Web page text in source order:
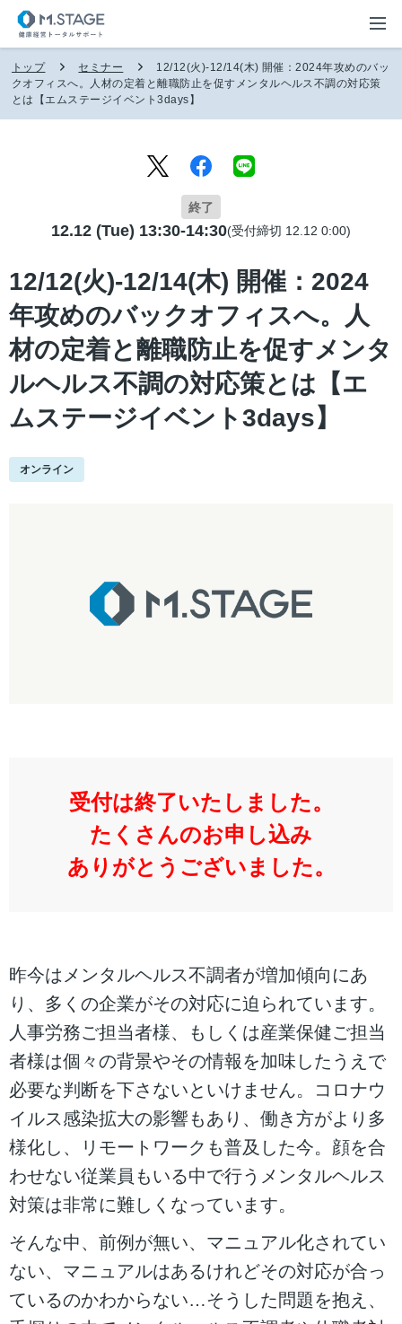
トップ セミナー
12/12(火)-12/14(木) 開催：2024年攻めのバッ
クオフィスへ。人材の定着と離職防止を促すメンタルヘルス不調の対応策
とは【エムステージイベント3days】
終了
12.12 (Tue) 13:30-14:30(受付締切 12.12 0:00)
12/12(火)-12/14(木) 開催：2024
年攻めのバックオフィスへ。人
材の定着と離職防止を促すメンタ
ルヘルス不調の対応策とは【エ
ムステージイベント3days】
オンライン
受付は終了いたしました。
たくさんのお申し込み
ありがとうございました。
昨今はメンタルヘルス不調者が増加傾向にあ
り、多くの企業がその対応に迫られています。
人事労務ご担当者様、もしくは産業保健ご担当
者様は個々の背景やその情報を加味したうえで
必要な判断を下さないといけません。コロナウ
イルス感染拡大の影響もあり、働き方がより多
様化し、リモートワークも普及した今。顔を合
わせない従業員もいる中で行うメンタルヘルス
対策は非常に難しくなっています。
そんな中、前例が無い、マニュアル化されてい
ない、マニュアルはあるけれどその対応が合っ
ているのかわからない…そうした問題を抱え、